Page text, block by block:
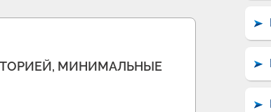
МИНИМАЛЬНЫЕ